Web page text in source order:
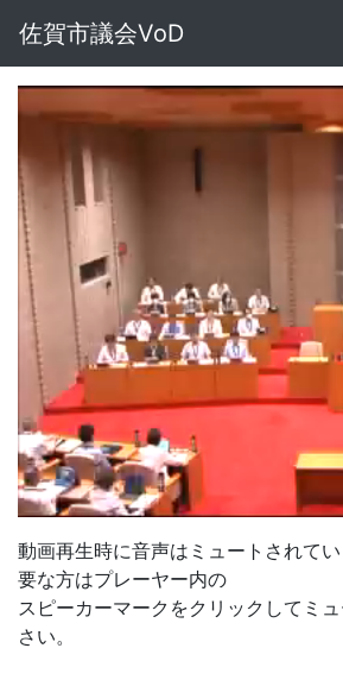
佐賀市議会VoD
UnmuteLoaded :
1.14%
動画再生時に音声はミュートされて
要な方はプレーヤー内の
スピーカーマークをクリックしてミ
さい。